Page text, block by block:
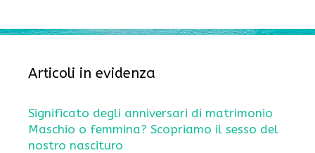
Articoli in evidenza
Significato degli anniversari di matrimonio
Maschio o femmina? Scopriamo il sesso del
nostro nascituro